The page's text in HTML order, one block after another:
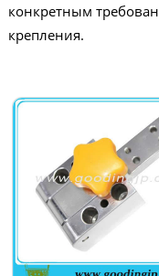
конкретным
крепления.